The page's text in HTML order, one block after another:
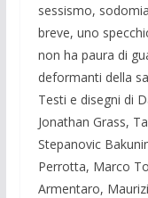
sessismo,
breve, uno
non ha paura di
deformanti della
Testi e disegni di
Jonathan Grass,
Stepanovic
Perrotta, Marco
Armentaro,